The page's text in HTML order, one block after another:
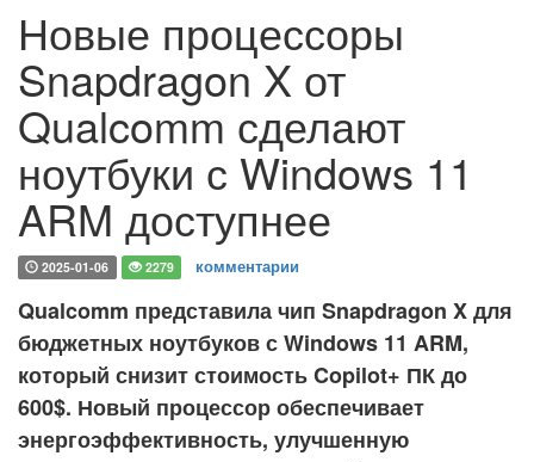
Новые процессоры
Snapdragon X от
Qualcomm сделают
ноутбуки с Windows 11
ARM доступнее
2025-01-06 2279 комментарии
Qualcomm представила чип Snapdragon X для
бюджетных ноутбуков с Windows 11 ARM,
который снизит стоимость Copilot+ ПК до
600$. Новый процессор обеспечивает
энергоэффективность, улучшенную